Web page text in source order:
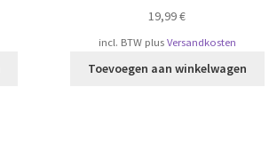
19,99€
incl. BTW plus Versandkosten
Toevoegen aan winkelwagen